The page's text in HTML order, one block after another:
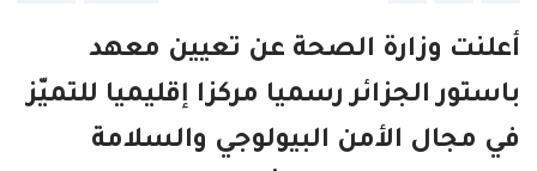
أعلنت وزارة الصحة عن تعيين معهد
باستور الجزائر رسميا مركزا إقليميا للتميّز
في مجال الأمن البيولوجي والسلامة